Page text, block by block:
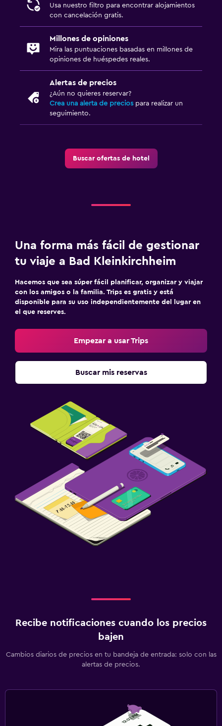
Usa nuestro filtro para encontrar alojamientos
con cancelación gratis.
Millones de opiniones
Mira las puntuaciones basadas en millones de
opiniones de huéspedes reales.
Alertas de precios
¿Aún no quieres reservar?
Crea una alerta de precios para realizar un
seguimiento.
Buscar ofertas de hotel
Una forma más fácil de gestionar
tu viaje a Bad Kleinkirchheim
Hacemos que sea súper fácil planificar, organizar y viajar
con los amigos o la familia. Trips es gratis y está
disponible para su uso independientemente del lugar en
el que reserves.
Empezar a usar Trips
Buscar mis reservas
Recibe notificaciones cuando los precios
bajen
Cambios diarios de precios en tu bandeja de entrada: solo con las
alertas de precios.